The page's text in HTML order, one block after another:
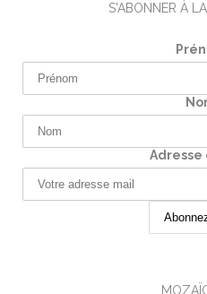
S'ABONNER À
Adresse